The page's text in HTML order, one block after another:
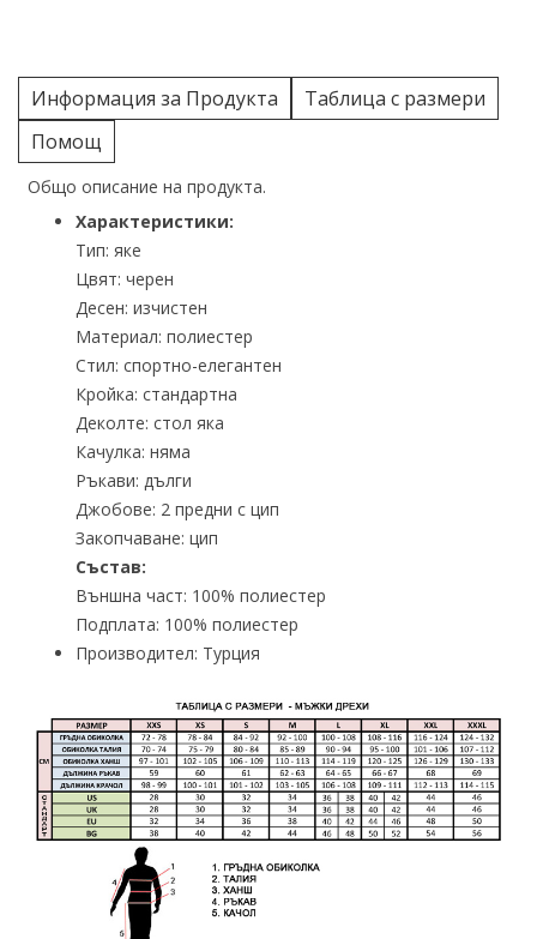
Информация за Продукта
Таблица с размери
Помощ
Общо описание на продукта.
Характеристики:
Тип: яке
Цвят: черен
Десен: изчистен
Материал: полиестер
Стил: спортно-елегантен
Кройка: стандартна
Деколте: стол яка
Качулка: няма
Ръкави: дълги
Джобове: 2 предни с цип
Закопчаване: цип
Състав:
Външна част: 100% полиестер
Подплата: 100% полиестер
Производител: Турция